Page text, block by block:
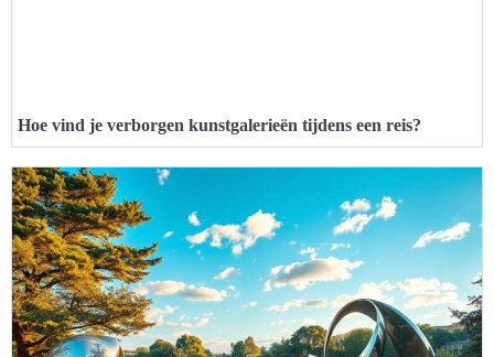
Hoe vind je verborgen kunstgalerieën tijdens een reis?